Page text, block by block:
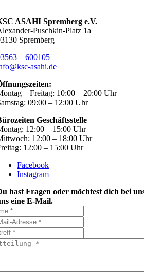
ASAHI Spremberg e.V.
Puschkin-Platz 1a
Spremberg
– 600105
asahi.de
– Freitag: 10:00 – 20:00 Uhr
09:00 – 12:00 Uhr
Geschäftsstelle
12:00 – 15:00 Uhr
12:00 – 18:00 Uhr
12:00 – 15:00 Uhr
Facebook
Instagram
hast Fragen oder möchtest dich bei
eine E-Mail.